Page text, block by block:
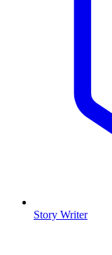
Story Writer